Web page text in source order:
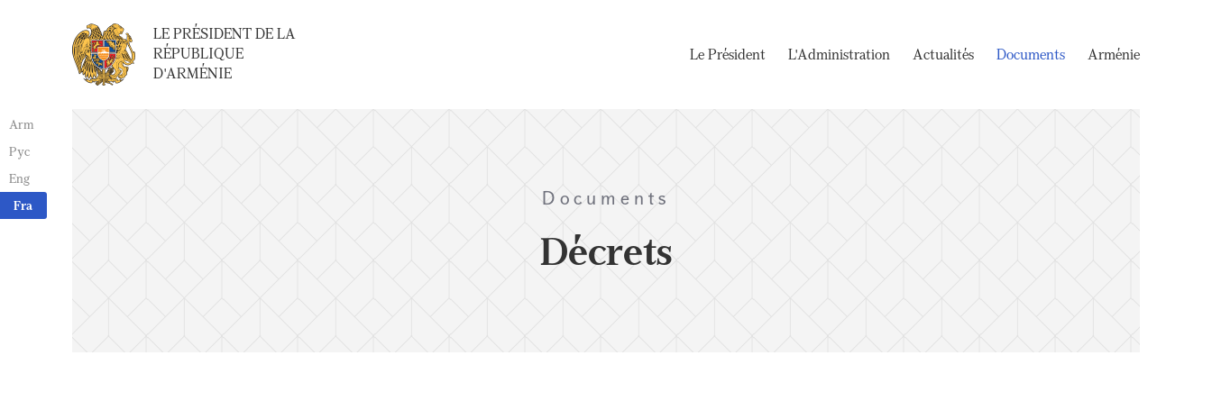
Arm
Рус
Eng
Fra
LE PRÉSIDENT DE LA
RÉPUBLIQUE
D'ARMÉNIE
Le Président L'Administration Actualités Documents Arménie
Documents
Décrets